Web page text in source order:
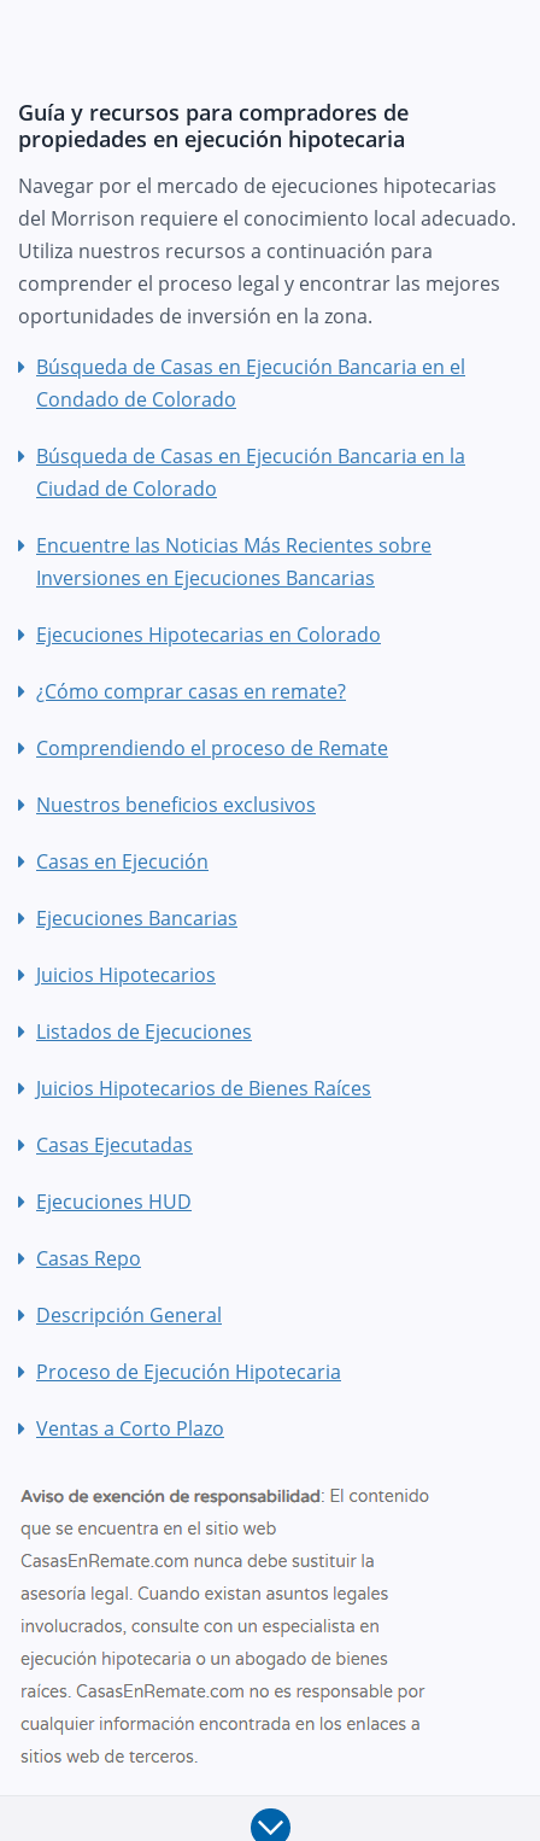
Guía y recursos para compradores de
propiedades en ejecución hipotecaria
Navegar por el mercado de ejecuciones hipotecarias
del Morrison requiere el conocimiento local adecuado.
Utiliza nuestros recursos a continuación para
comprender el proceso legal y encontrar las mejores
oportunidades de inversión en la zona.
Búsqueda de Casas en Ejecución Bancaria en el
Condado de Colorado
Búsqueda de Casas en Ejecución Bancaria en la
Ciudad de Colorado
Encuentre las Noticias Más Recientes sobre
Inversiones en Ejecuciones Bancarias
Ejecuciones Hipotecarias en Colorado
¿Cómo comprar casas en remate?
Comprendiendo el proceso de Remate
Nuestros beneficios exclusivos
Casas en Ejecución
Ejecuciones Bancarias
Juicios Hipotecarios
Listados de Ejecuciones
Juicios Hipotecarios de Bienes Raíces
Casas Ejecutadas
Ejecuciones HUD
Casas Repo
Descripción General
Proceso de Ejecución Hipotecaria
Ventas a Corto Plazo